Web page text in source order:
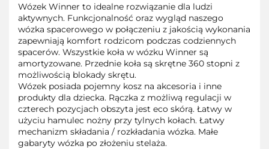
Wózek Winner to idealne rozwiązanie dla ludzi
aktywnych. Funkcjonalność oraz wygląd naszego
wózka spacerowego w połączeniu z jakością wykonania
zapewniają komfort rodzicom podczas codziennych
spacerów. Wszystkie koła w wózku Winner są
amortyzowane. Przednie koła są skrętne 360 stopni z
możliwością blokady skrętu.
Wózek posiada pojemny kosz na akcesoria i inne
produkty dla dziecka. Rączka z możliwą regulacji w
czterech pozycjach obszyta jest eco skórą. Łatwy w
użyciu hamulec nożny przy tylnych kołach. Łatwy
mechanizm składania / rozkładania wózka. Małe
gabaryty wózka po złożeniu stelaża.